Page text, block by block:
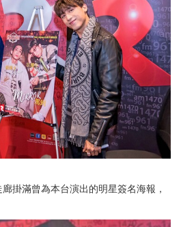
掛滿曾為本台演出的明星簽名海報，